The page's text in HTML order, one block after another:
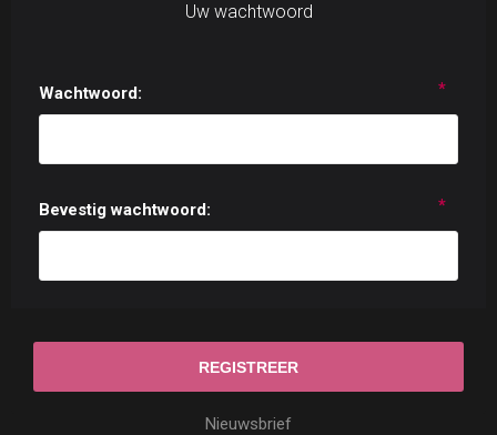
Uw wachtwoord
Wachtwoord: *
Bevestig wachtwoord: *
Nieuwsbrief